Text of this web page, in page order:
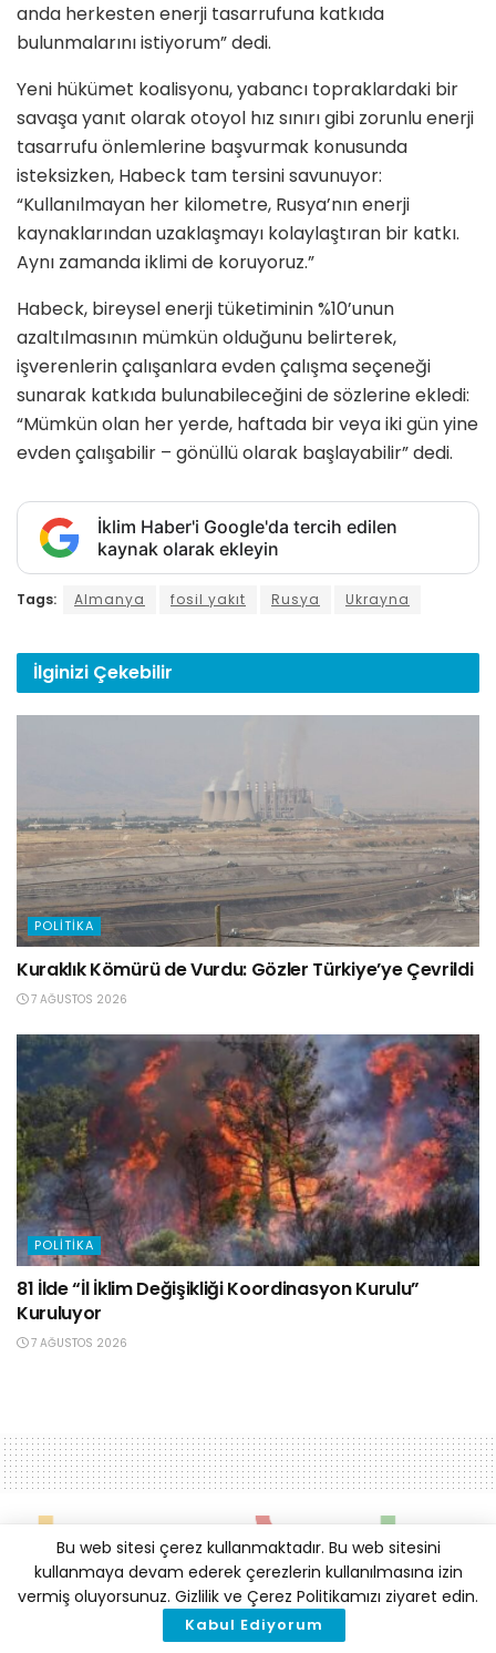
anda herkesten enerji tasarrufuna katkıda
bulunmalarını istiyorum” dedi.
Yeni hükümet koalisyonu, yabancı topraklardaki bir
savaşa yanıt olarak otoyol hız sınırı gibi zorunlu enerji
tasarrufu önlemlerine başvurmak konusunda
isteksizken, Habeck tam tersini savunuyor:
“Kullanılmayan her kilometre, Rusya’nın enerji
kaynaklarından uzaklaşmayı kolaylaştıran bir katkı.
Aynı zamanda iklimi de koruyoruz.”
Habeck, bireysel enerji tüketiminin %10’unun
azaltılmasının mümkün olduğunu belirterek,
işverenlerin çalışanlara evden çalışma seçeneği
sunarak katkıda bulunabileceğini de sözlerine ekledi:
“Mümkün olan her yerde, haftada bir veya iki gün yine
evden çalışabilir – gönüllü olarak başlayabilir” dedi.
İklim Haber'i Google'da tercih edilen
kaynak olarak ekleyin
Tags: Almanya fosil yakıt Rusya Ukrayna
İlginizi Çekebilir
POLITIKA
Kuraklık Kömürü de Vurdu: Gözler Türkiye’ye Çevrildi
7 AĞUSTOS 2026
POLITIKA
81 İlde “İl İklim Değişikliği Koordinasyon Kurulu”
Kuruluyor
7 AĞUSTOS 2026
Bu web sitesi çerez kullanmaktadır. Bu web sitesini
kullanmaya devam ederek çerezlerin kullanılmasına izin
vermiş oluyorsunuz. Gizlilik ve Çerez Politikamızı ziyaret edin.
Kabul Ediyorum